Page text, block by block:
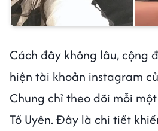
Cách đây không lâu, cộng
hiện tài khoản instagram
Chung chỉ theo dõi mỗi
Tố Uyên. Đây là chi tiết